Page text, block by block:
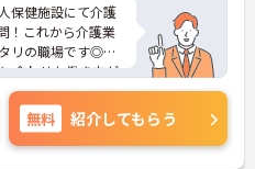
保健施設にて介護
！これから介護業
リの職場です◎週
合わせた働き方が
で、安心して働き
ある方は面接ポ
軽にご連絡くださ
無料 紹介してもらう